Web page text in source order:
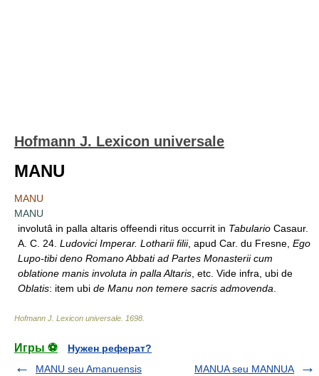
Hofmann J. Lexicon universale
MANU
MANU
MANU
involutâ in palla altaris offeendi ritus occurrit in Tabulario Casaur.
A. C. 24. Ludovici Imperar. Lotharii filii, apud Car. du Fresne, Ego
Lupo-tibi deno Romano Abbati ad Partes Monasterii cum
oblatione manis involuta in palla Altaris , etc. Vide infra, ubi de
Oblatis: item ubi de Manu non temere sacris admovenda
Hofmann J. Lexicon universale 1698
Игры ⚽
Нужен реферат?
MANU seu Amanuensis
MANUA seu MANNUA